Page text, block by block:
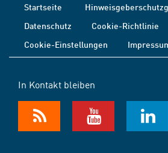
Startseite
Datenschutz
Cookie-Richtlinie
Cookie-Einstellungen
In Kontakt bleiben